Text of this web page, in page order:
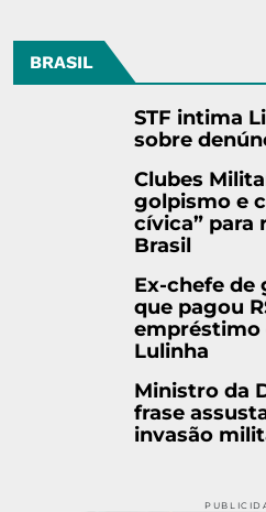
BRASIL
STF intima
sobre
Clubes
golpismo e
cívica” para
Brasil
Ex-chefe de
que pagou
empréstimo
Lulinha
Ministro da
frase
invasão